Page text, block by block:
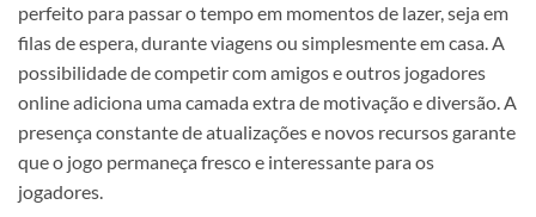
perfeito para passar o tempo em momentos de lazer, seja em
filas de espera, durante viagens ou simplesmente em casa. A
possibilidade de competir com amigos e outros jogadores
online adiciona uma camada extra de motivação e diversão. A
presença constante de atualizações e novos recursos garante
que o jogo permaneça fresco e interessante para os
jogadores.